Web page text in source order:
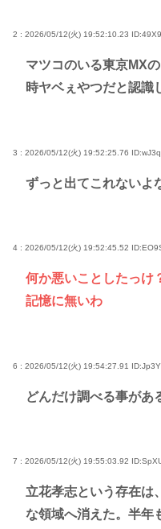
2 : 2026/05/12(火) 19:52:10.23
マツコのいる東京MX
時ヤベぇやつだと認識
3 : 2026/05/12(火) 19:52:25.76
ずっと出てこれないよ
4 : 2026/05/12(火) 19:52:45.52
何か悪いことしたっけ
記憶に無いわ
6 : 2026/05/12(火) 19:54:27.91
どんだけ調べる事が
7 : 2026/05/12(火) 19:55:03.92
立花孝志という存在は
な領域へ消えた。半年